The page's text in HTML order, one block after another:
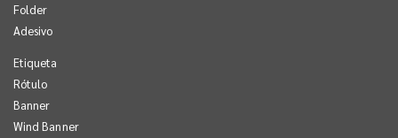
Folder
Adesivo
Etiqueta
Rótulo
Banner
Wind Banner